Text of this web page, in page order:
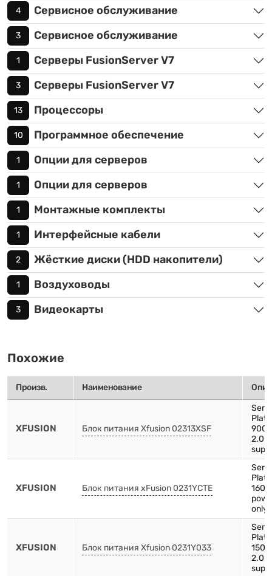
4 Сервисное обслуживание
3 Сервисное обслуживание
1 Серверы FusionServer V7
3 Серверы FusionServer V7
13 Процессоры
10 Программное обеспечение
1 Опции для серверов
1 Опции для серверов
1 Монтажные комплекты
1 Интерфейсные кабели
2 Жёсткие диски (HDD накопители)
1 Воздуховоды
3 Видеокарты
Похожие
Произв. Наименование
XFUSION Блок питания Xfusion 02313XSF
2.0
XFUSION Блок питания xFusion 0231YCTE
only
XFUSION Блок питания Xfusion 0231Y033
2.0